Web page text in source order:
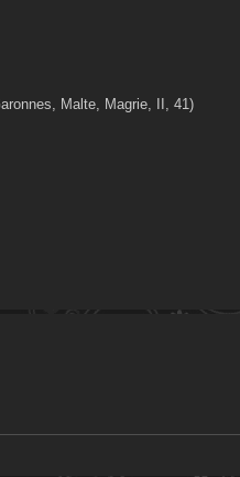
Malte, Magrie, II, 41)